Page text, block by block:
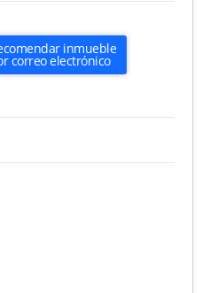
inmueble
correo electrónico